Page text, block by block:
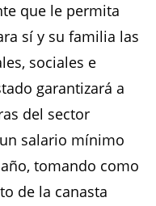
que le permita
sí y su familia las
sociales e
garantizará a
del sector
salario mínimo
tomando como
de la canasta